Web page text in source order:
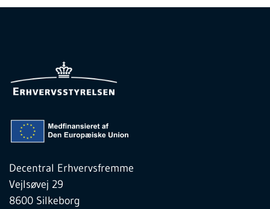
Decentral Erhvervsfremme
Vejlsøvej 29
8600 Silkeborg